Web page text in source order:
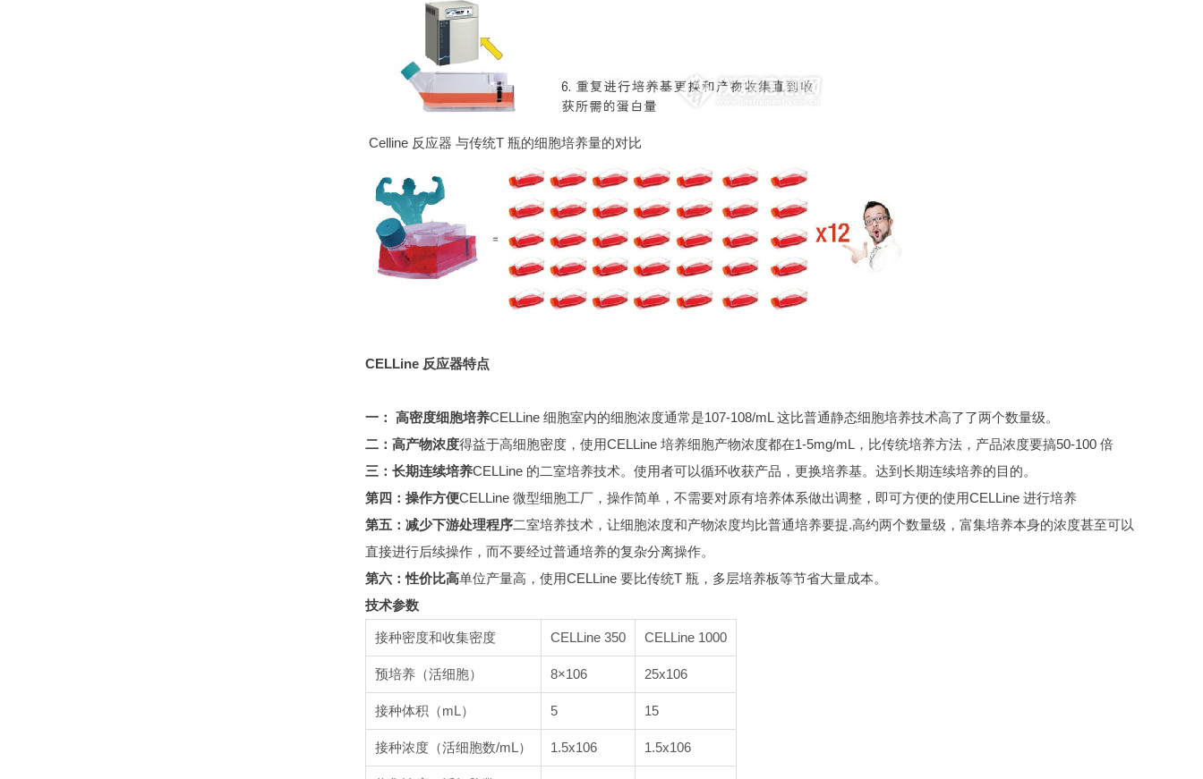
Celline 反应器 与传统T 瓶的细胞培养量的对比
CELLine 反应器特点
一： 高密度细胞培养CELLine 细胞室内的细胞浓度通常是107-108/mL 这比普通静态细胞培养技术高了了两个数量级。
二：高产物浓度得益于高细胞密度，使用CELLine 培养细胞产物浓度都在1-5mg/mL，比传统培养方法，产品浓度要搞50-100 倍
三：长期连续培养CELLine 的二室培养技术。使用者可以循环收获产品，更换培养基。达到长期连续培养的目的。
第四：操作方便CELLine 微型细胞工厂，操作简单，不需要对原有培养体系做出调整，即可方便的使用CELLine 进行培养
第五：减少下游处理程序二室培养技术，让细胞浓度和产物浓度均比普通培养要提.高约两个数量级，富集培养本身的浓度甚至可以
直接进行后续操作，而不要经过普通培养的复杂分离操作。
第六：性价比高单位产量高，使用CELLine 要比传统T 瓶，多层培养板等节省大量成本。
技术参数
接种密度和收集密度 CELLine 350 CELLine 1000
预培养（活细胞） 8×106 25x106
接种体积（mL） 5 15
接种浓度（活细胞数/mL） 1.5x106 1.5x106